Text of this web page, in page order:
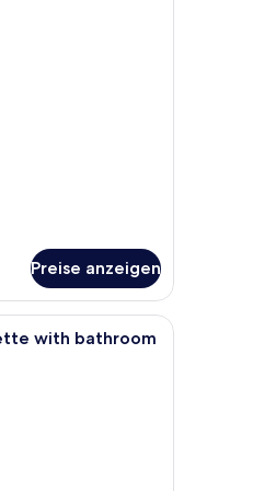
Preise anzeigen
mit zwei Betten, einem
with bathroom